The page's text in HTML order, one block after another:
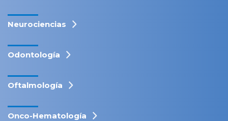
Neurociencias
Odontología
Oftalmología
Onco-Hematología